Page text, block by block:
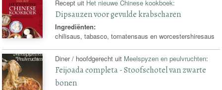
Recept uit Het nieuwe Chinese kookboek:
Dipsauzen voor gevulde krabscharen
Ingrediënten:
chilisaus, tabasco, tomatensaus en worcestershiresaus
Diner / hoofdgerecht uit Meelspyzen en peulvruchten:
Feijoada completa - Stoofschotel van zwarte
bonen